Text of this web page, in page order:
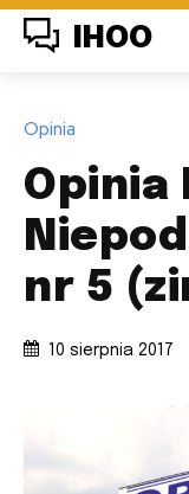
IHOO
Opinia
Opinia
nr 5
10 sierpnia 2017